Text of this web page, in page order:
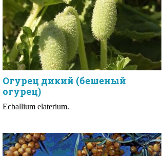
Огурец дикий (бешеный
огурец)
Ecballium elaterium.